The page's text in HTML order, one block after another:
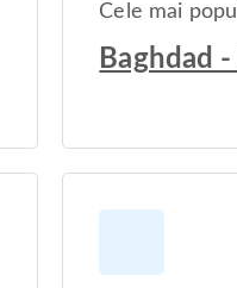
Cele mai
Baghdad